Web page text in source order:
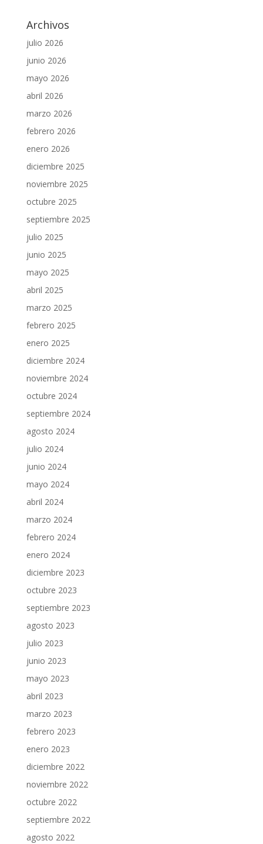
Archivos
julio 2026
junio 2026
mayo 2026
abril 2026
marzo 2026
febrero 2026
enero 2026
diciembre 2025
noviembre 2025
octubre 2025
septiembre 2025
julio 2025
junio 2025
mayo 2025
abril 2025
marzo 2025
febrero 2025
enero 2025
diciembre 2024
noviembre 2024
octubre 2024
septiembre 2024
agosto 2024
julio 2024
junio 2024
mayo 2024
abril 2024
marzo 2024
febrero 2024
enero 2024
diciembre 2023
octubre 2023
septiembre 2023
agosto 2023
julio 2023
junio 2023
mayo 2023
abril 2023
marzo 2023
febrero 2023
enero 2023
diciembre 2022
noviembre 2022
octubre 2022
septiembre 2022
agosto 2022